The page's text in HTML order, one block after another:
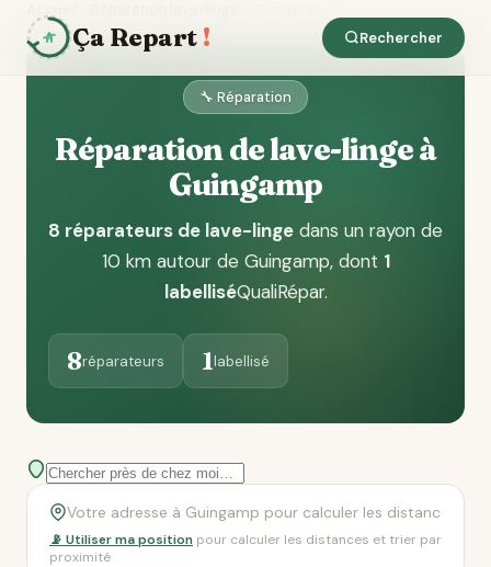
Ça Repart ! Rechercher
🔧 Réparation
Réparation de lave-linge à
Guingamp
8 réparateurs de lave-linge dans un rayon de
10 km autour de Guingamp, dont 1
labelliséQualiRépar.
8réparateurs 1labellisé
📡 Utiliser ma position pour calculer les distances et trier par
proximité